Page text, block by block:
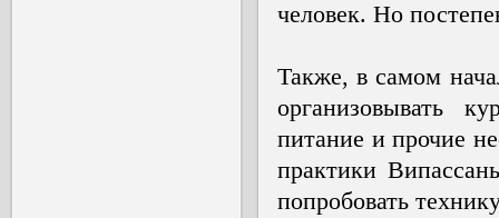
человек. Но
Также, в самом
организовывать
питание и прочие
практики
попробовать